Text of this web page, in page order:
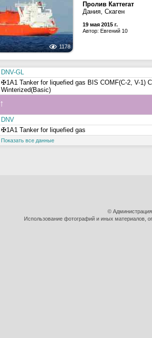
1178
Пролив Каттегат
Дания, Скаген
19 мая 2015 г.
Автор: Евгений 10
DNV-GL
✠1A1 Tanker for liquefied gas BIS COMF(C-2, V-1)
Winterized(Basic)
↑
DNV
✠1A1 Tanker for liquefied gas
Показать все данные
©
Использование фотографий и иных материалов,